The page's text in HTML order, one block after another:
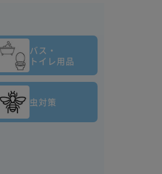
バス・
トイレ用品
虫対策